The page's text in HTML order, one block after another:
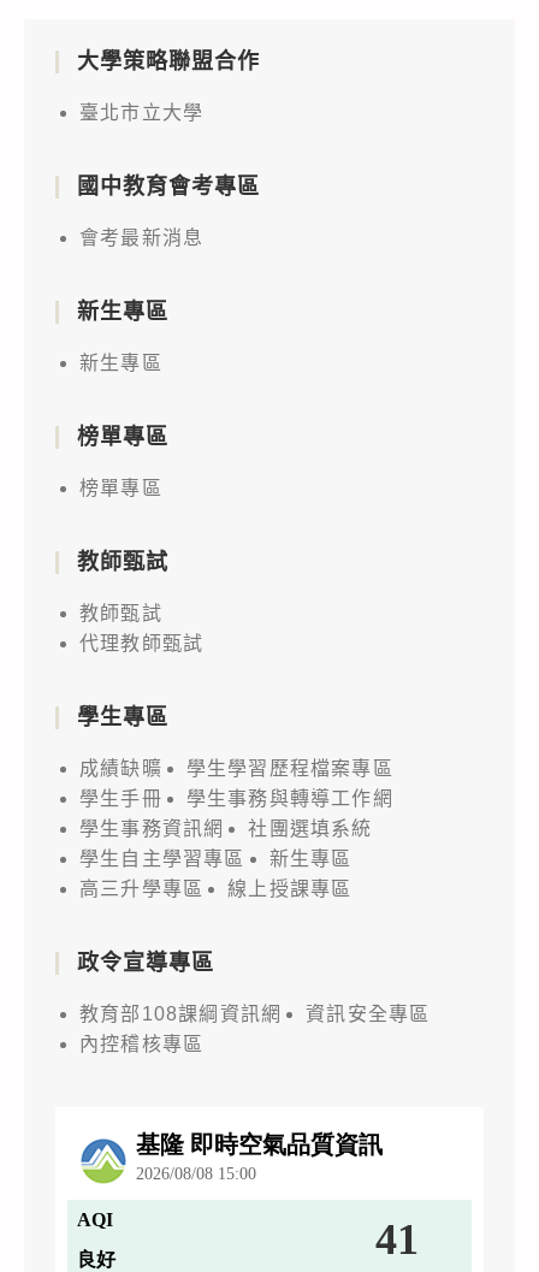
大學策略聯盟合作
臺北市立大學
國中教育會考專區
會考最新消息
新生專區
新生專區
榜單專區
榜單專區
教師甄試
教師甄試
代理教師甄試
學生專區
成績缺曠
學生學習歷程檔案專區
學生手冊
學生事務與轉導工作網
學生事務資訊網
社團選填系統
學生自主學習專區
新生專區
高三升學專區
線上授課專區
政令宣導專區
教育部108課綱資訊網
資訊安全專區
內控稽核專區